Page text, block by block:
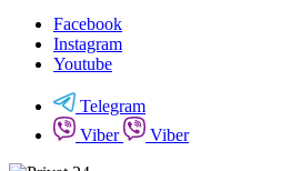
Facebook
Instagram
Youtube
Telegram
Viber
Viber